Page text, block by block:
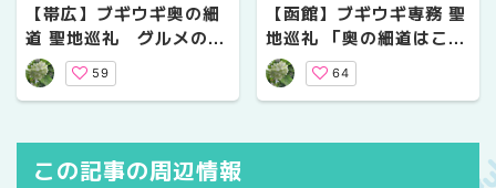
【帯広】ブギウギ奥の細
道 聖地巡礼 グルメの細
道&感動の再会
59
【函館】ブギウギ専務 聖
地巡礼 「奥の細道はここ
から始まった！！」
64
この記事の周辺情報